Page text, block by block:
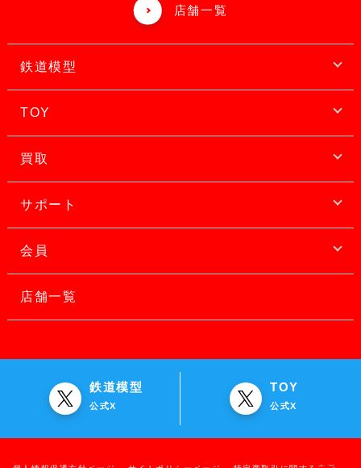
店舗一覧
鉄道模型
TOY
買取
サポート
会員
店舗一覧
鉄道模型
公式X
TOY
公式X